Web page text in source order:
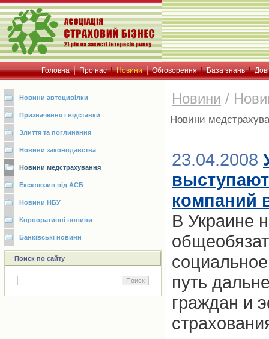
Головна Про нас Новини Обговорення База знань
Новини автоцивілки
Призначення і відставки
Злиття та поглинання
Новини законодавства
Новини медстрахування
Ексклюзив від АСБ
Новини НБУ
Корпоративні новини
Банківські новини
Поиск по сайту
Новини /
Новини
23.04.2008
компаний
В Украине
путь
граждан и